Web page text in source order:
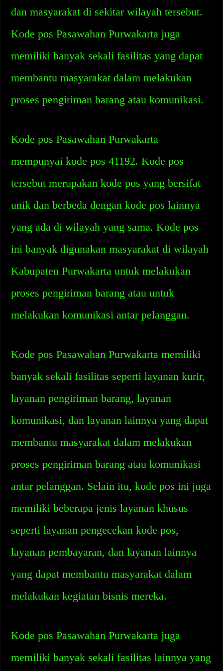
dan masyarakat di sekitar wilayah tersebut.
Kode pos Pasawahan Purwakarta juga
memiliki banyak sekali fasilitas yang dapat
membantu masyarakat dalam melakukan
proses pengiriman barang atau komunikasi.
Kode pos Pasawahan Purwakarta
mempunyai kode pos 41192. Kode pos
tersebut merupakan kode pos yang bersifat
unik dan berbeda dengan kode pos lainnya
yang ada di wilayah yang sama. Kode pos
ini banyak digunakan masyarakat di wilayah
Kabupaten Purwakarta untuk melakukan
proses pengiriman barang atau untuk
melakukan komunikasi antar pelanggan.
Kode pos Pasawahan Purwakarta memiliki
banyak sekali fasilitas seperti layanan kurir,
layanan pengiriman barang, layanan
komunikasi, dan layanan lainnya yang dapat
membantu masyarakat dalam melakukan
proses pengiriman barang atau komunikasi
antar pelanggan. Selain itu, kode pos ini juga
memiliki beberapa jenis layanan khusus
seperti layanan pengecekan kode pos,
layanan pembayaran, dan layanan lainnya
yang dapat membantu masyarakat dalam
melakukan kegiatan bisnis mereka.
Kode pos Pasawahan Purwakarta juga
memiliki banyak sekali fasilitas lainnya yang